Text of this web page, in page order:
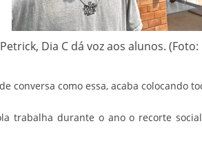
Dia C dá voz aos alunos. (Foto:
conversa como essa, acaba colocando
trabalha durante o ano o recorte